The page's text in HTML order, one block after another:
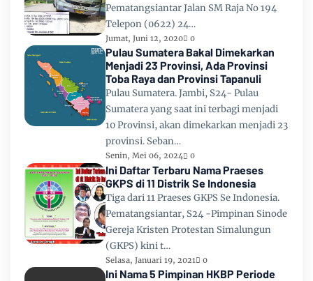
Pematangsiantar Jalan SM Raja No 194
Telepon (0622) 24…
Jumat, Juni 12, 2020 0
Pulau Sumatera Bakal Dimekarkan
Menjadi 23 Provinsi, Ada Provinsi
Toba Raya dan Provinsi Tapanuli
Pulau Sumatera. Jambi, S24- Pulau
Sumatera yang saat ini terbagi menjadi
10 Provinsi, akan dimekarkan menjadi 23
provinsi. Seban…
Senin, Mei 06, 2024 0
Ini Daftar Terbaru Nama Praeses
GKPS di 11 Distrik Se Indonesia
Tiga dari 11 Praeses GKPS Se Indonesia.
Pematangsiantar, S24 -Pimpinan Sinode
Gereja Kristen Protestan Simalungun
(GKPS) kini t…
Selasa, Januari 19, 2021 0
Ini Nama 5 Pimpinan HKBP Periode